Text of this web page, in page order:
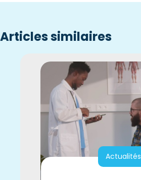
Articles similaires
Actualités